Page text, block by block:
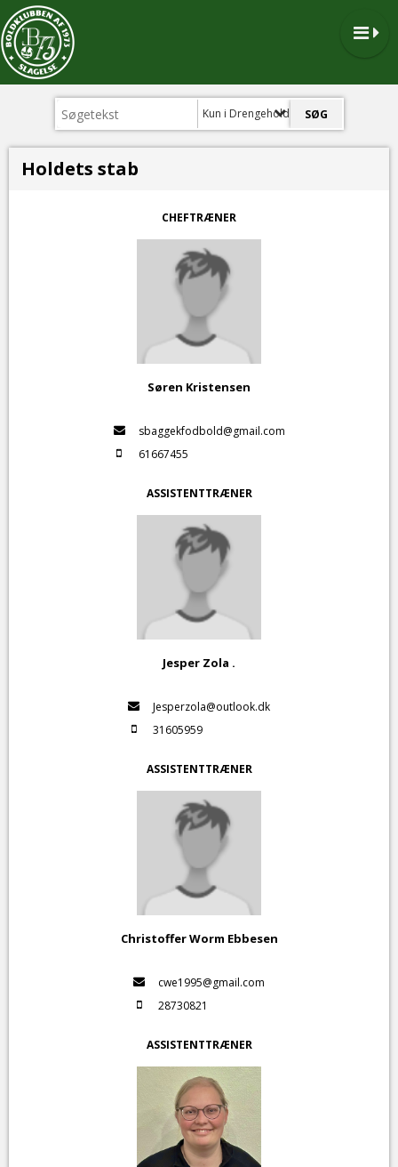
Kun i Drengehold
Holdets stab
CHEFTRÆNER
Søren Kristensen
sbaggekfodbold@gmail.com
61667455
ASSISTENTTRÆNER
Jesper Zola .
Jesperzola@outlook.dk
31605959
ASSISTENTTRÆNER
Christoffer Worm Ebbesen
cwe1995@gmail.com
28730821
ASSISTENTTRÆNER